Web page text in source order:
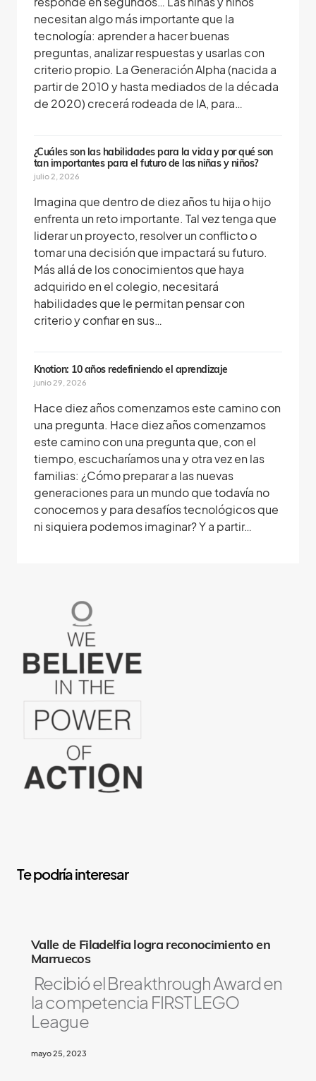
necesitan algo más importante que la
tecnología: aprender a hacer buenas
preguntas, analizar respuestas y usarlas con
criterio propio. La Generación Alpha (nacida a
partir de 2010 y hasta mediados de la década
de 2020) crecerá rodeada de IA, para…
¿Cuáles son las habilidades para la vida y por qué son
tan importantes para el futuro de las niñas y niños?
julio 2, 2026
Imagina que dentro de diez años tu hija o hijo
enfrenta un reto importante. Tal vez tenga que
liderar un proyecto, resolver un conflicto o
tomar una decisión que impactará su futuro.
Más allá de los conocimientos que haya
adquirido en el colegio, necesitará
habilidades que le permitan pensar con
criterio y confiar en sus…
Knotion: 10 años redefiniendo el aprendizaje
junio 29, 2026
Hace diez años comenzamos este camino con
una pregunta. Hace diez años comenzamos
este camino con una pregunta que, con el
tiempo, escucharíamos una y otra vez en las
familias: ¿Cómo preparar a las nuevas
generaciones para un mundo que todavía no
conocemos y para desafíos tecnológicos que
ni siquiera podemos imaginar? Y a partir…
Y
MValle de Filadelfia logra reconocimiento en
Marruecos
Recibió el Breakthrough Award en
la competencia FIRST LEGO
League
mayo 25, 2023